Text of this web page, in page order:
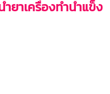
ยาเครื่องทำน้ำแข็ง